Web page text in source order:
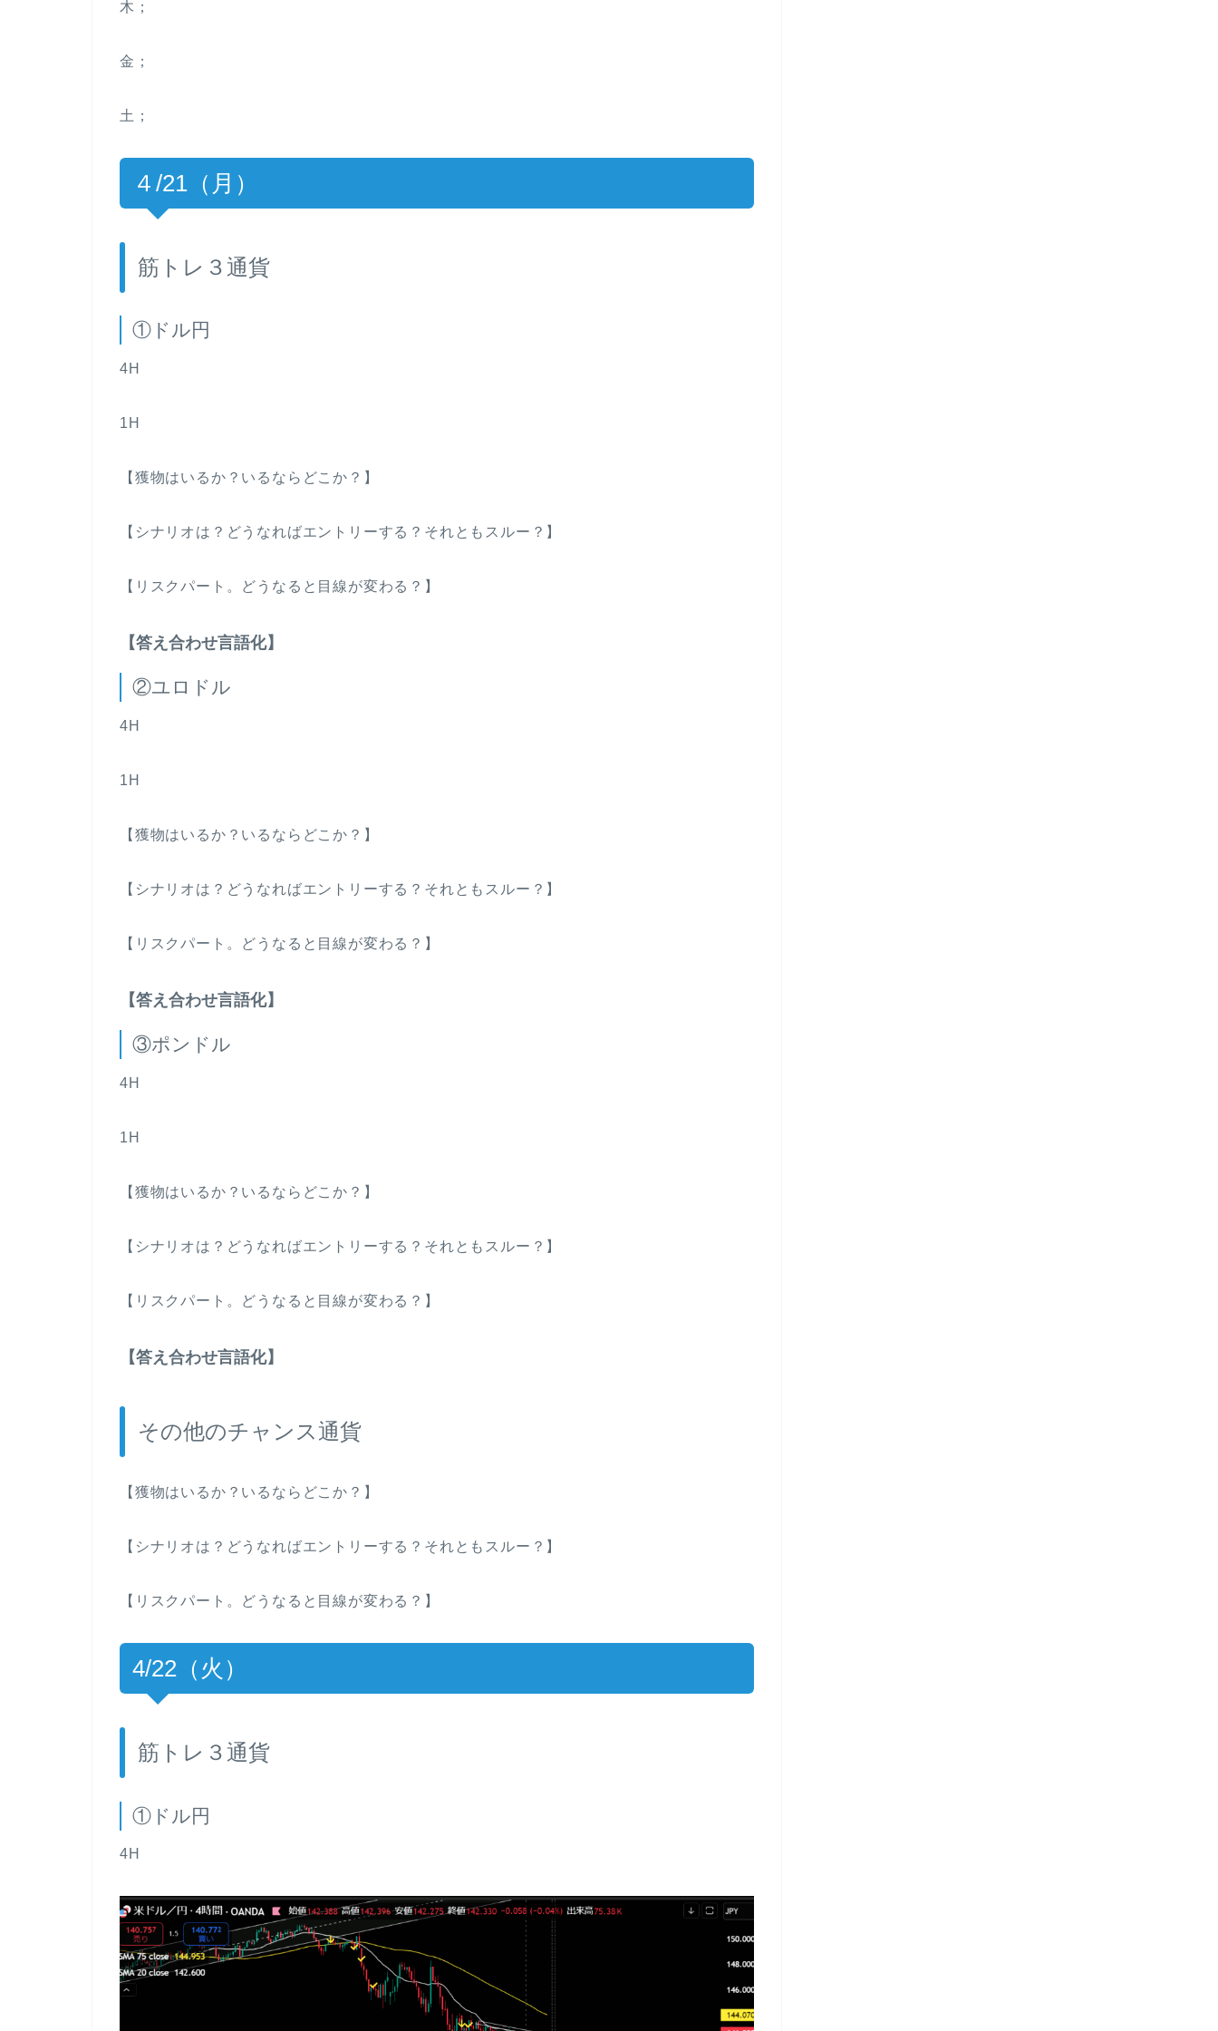
木；
金；
土；
４/21（月）
筋トレ３通貨
①ドル円
4H
1H
【獲物はいるか？いるならどこか？】
【シナリオは？どうなればエントリーする？それともスルー？】
【リスクパート。どうなると目線が変わる？】
【答え合わせ言語化】
②ユロドル
4H
1H
【獲物はいるか？いるならどこか？】
【シナリオは？どうなればエントリーする？それともスルー？】
【リスクパート。どうなると目線が変わる？】
【答え合わせ言語化】
③ポンドル
4H
1H
【獲物はいるか？いるならどこか？】
【シナリオは？どうなればエントリーする？それともスルー？】
【リスクパート。どうなると目線が変わる？】
【答え合わせ言語化】
その他のチャンス通貨
【獲物はいるか？いるならどこか？】
【シナリオは？どうなればエントリーする？それともスルー？】
【リスクパート。どうなると目線が変わる？】
4/22（火）
筋トレ３通貨
①ドル円
4H